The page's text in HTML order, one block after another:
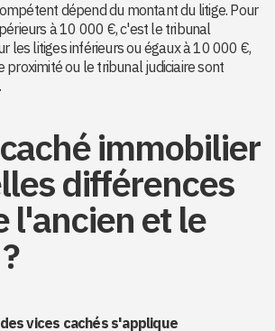
dépend du montant du litige. Pour
à 10 000 €, c'est le tribunal
les litiges inférieurs ou égaux à 10 000 €,
proximité ou le tribunal judiciaire sont
immobilier
différences
l'ancien et le
vices cachés s'applique